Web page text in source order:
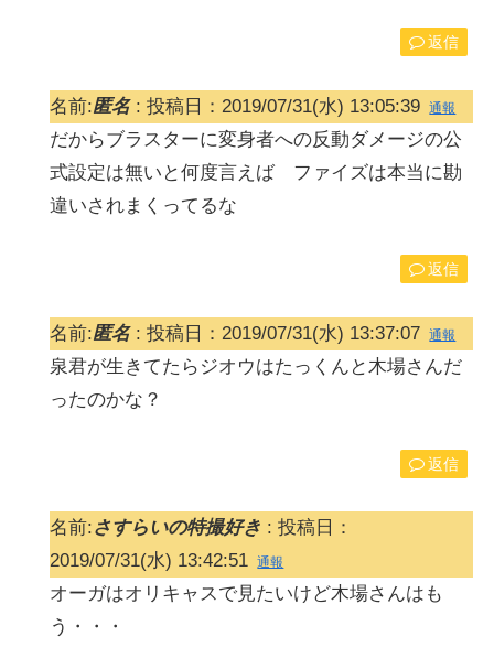
返信
名前:匿名: 投稿日：2019/07/31(水) 13:05:39 通報
だからブラスターに変身者への反動ダメージの公
式設定は無いと何度言えば ファイズは本当に勘
違いされまくってるな
返信
名前:匿名: 投稿日：2019/07/31(水) 13:37:07 通報
泉君が生きてたらジオウはたっくんと木場さんだ
ったのかな？
返信
名前:さすらいの特撮好き : 投稿日：
2019/07/31(水) 13:42:51 通報
オーガはオリキャスで見たいけど木場さんはも
う・・・